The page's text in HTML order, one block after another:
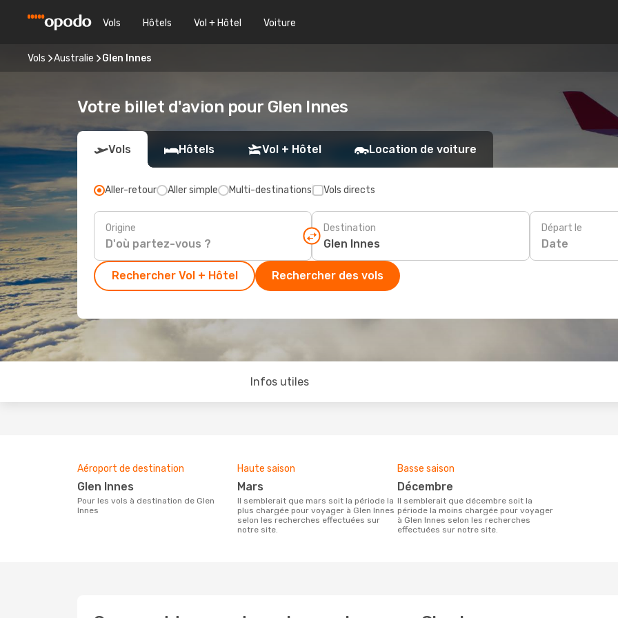
Vols Hôtels Vol + Hôtel Voiture
Vols Australie Glen Innes
Votre billet d'avion pour Glen Innes
Vols Hôtels Vol + Hôtel Location de voiture
Aller-retour Aller simple Multi-destinations Vols directs
Origine Destination Départ le
Date
Rechercher Vol + Hôtel Rechercher des vols
Infos utiles
Aéroport de destination
Glen Innes
Pour les vols à destination de Glen
Innes
Haute saison
mars
Il semblerait que mars soit la période la
plus chargée pour voyager à Glen Innes
selon les recherches effectuées sur
notre site.
Basse saison
décembre
Il semblerait que décembre soit la
période la moins chargée pour voyager
à Glen Innes selon les recherches
effectuées sur notre site.